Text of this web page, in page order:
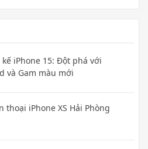
iPhone 15: Đột phá với
và Gam màu mới
thoại iPhone XS Hải Phòng